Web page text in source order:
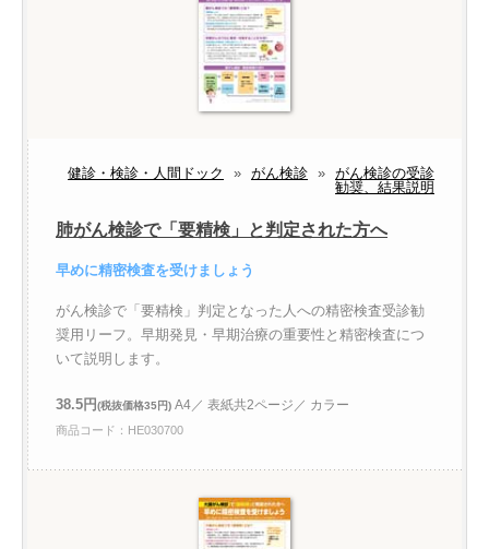
健診・検診・人間ドック » がん検診 » がん検診の受診
勧奨、結果説明
肺がん検診で「要精検」と判定された方へ
早めに精密検査を受けましょう
がん検診で「要精検」判定となった人への精密検査受診勧
奨用リーフ。早期発見・早期治療の重要性と精密検査につ
いて説明します。
38.5円(税抜価格35円) A4／ 表紙共2ページ／ カラー
商品コード：HE030700